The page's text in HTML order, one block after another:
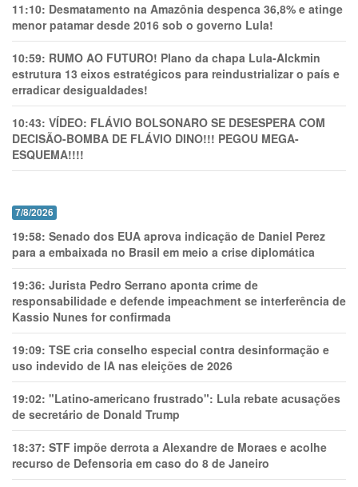
11:10: Desmatamento na Amazônia despenca 36,8% e atinge
menor patamar desde 2016 sob o governo Lula!
10:59: RUMO AO FUTURO! Plano da chapa Lula-Alckmin
estrutura 13 eixos estratégicos para reindustrializar o país e
erradicar desigualdades!
10:43: VÍDEO: FLÁVIO BOLSONARO SE DESESPERA COM
DECISÃO-BOMBA DE FLÁVIO DINO!!! PEGOU MEGA-
ESQUEMA!!!!
7/8/2026
19:58: Senado dos EUA aprova indicação de Daniel Perez
para a embaixada no Brasil em meio a crise diplomática
19:36: Jurista Pedro Serrano aponta crime de
responsabilidade e defende impeachment se interferência de
Kassio Nunes for confirmada
19:09: TSE cria conselho especial contra desinformação e
uso indevido de IA nas eleições de 2026
19:02: "Latino-americano frustrado": Lula rebate acusações
de secretário de Donald Trump
18:37: STF impõe derrota a Alexandre de Moraes e acolhe
recurso de Defensoria em caso do 8 de Janeiro